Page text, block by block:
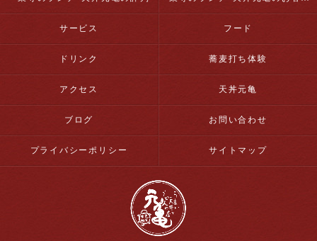
サービス フード
ドリンク 蕎麦打ち体験
アクセス 天丼元亀
ブログ お問い合わせ
プライバシーポリシー サイトマップ